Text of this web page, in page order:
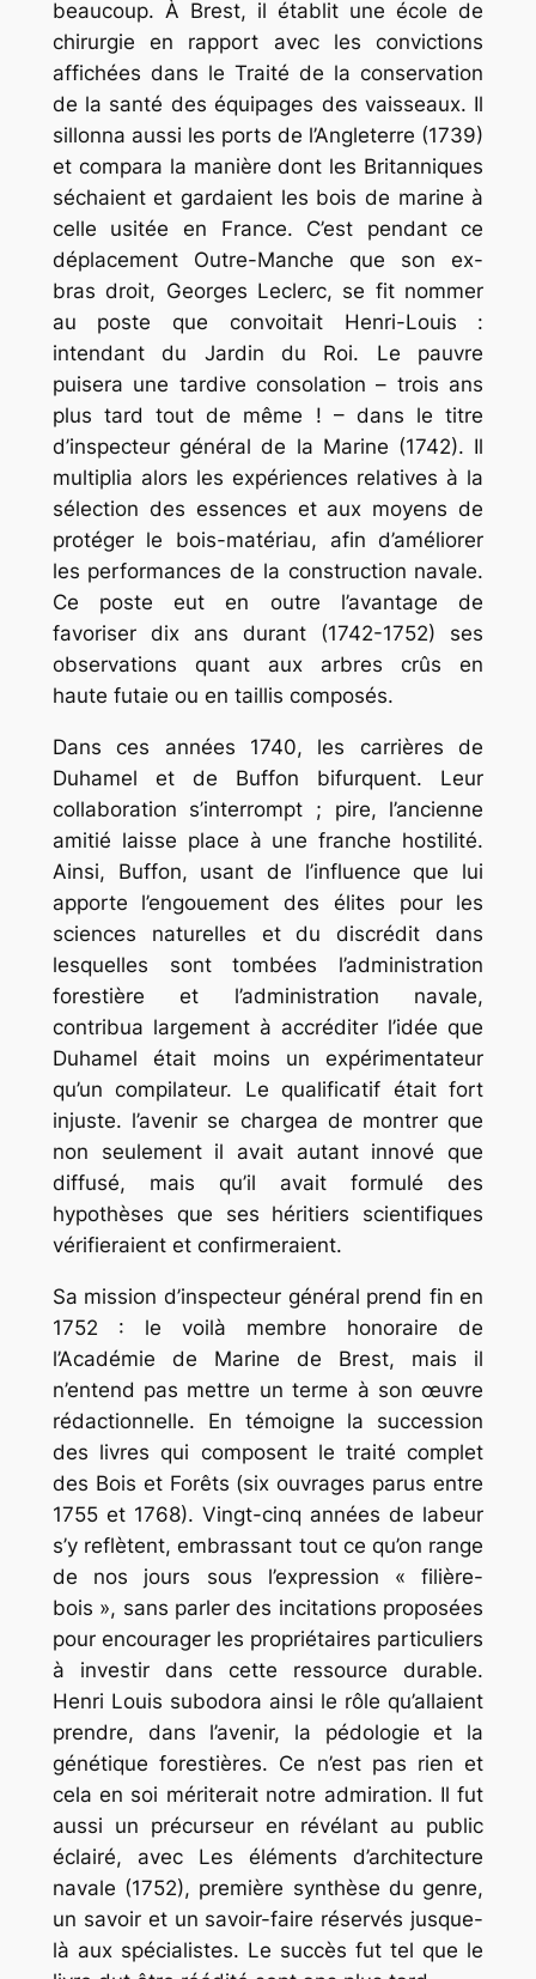
beaucoup. À Brest, il établit une école de
chirurgie en rapport avec les convictions
affichées dans le Traité de la conservation
de la santé des équipages des vaisseaux. Il
sillonna aussi les ports de l’Angleterre (1739)
et compara la manière dont les Britanniques
séchaient et gardaient les bois de marine à
celle usitée en France. C’est pendant ce
déplacement Outre-Manche que son ex-
bras droit, Georges Leclerc, se fit nommer
au poste que convoitait Henri-Louis :
intendant du Jardin du Roi. Le pauvre
puisera une tardive consolation – trois ans
plus tard tout de même ! – dans le titre
d’inspecteur général de la Marine (1742). Il
multiplia alors les expériences relatives à la
sélection des essences et aux moyens de
protéger le bois-matériau, afin d’améliorer
les performances de la construction navale.
Ce poste eut en outre l’avantage de
favoriser dix ans durant (1742-1752) ses
observations quant aux arbres crûs en
haute futaie ou en taillis composés.
Dans ces années 1740, les carrières de
Duhamel et de Buffon bifurquent. Leur
collaboration s’interrompt ; pire, l’ancienne
amitié laisse place à une franche hostilité.
Ainsi, Buffon, usant de l’influence que lui
apporte l’engouement des élites pour les
sciences naturelles et du discrédit dans
lesquelles sont tombées l’administration
forestière et l’administration navale,
contribua largement à accréditer l’idée que
Duhamel était moins un expérimentateur
qu’un compilateur. Le qualificatif était fort
injuste. l’avenir se chargea de montrer que
non seulement il avait autant innové que
diffusé, mais qu’il avait formulé des
hypothèses que ses héritiers scientifiques
vérifieraient et confirmeraient.
Sa mission d’inspecteur général prend fin en
1752 : le voilà membre honoraire de
l’Académie de Marine de Brest, mais il
n’entend pas mettre un terme à son œuvre
rédactionnelle. En témoigne la succession
des livres qui composent le traité complet
des Bois et Forêts (six ouvrages parus entre
1755 et 1768). Vingt-cinq années de labeur
s’y reflètent, embrassant tout ce qu’on range
de nos jours sous l’expression « filière-
bois », sans parler des incitations proposées
pour encourager les propriétaires particuliers
à investir dans cette ressource durable.
Henri Louis subodora ainsi le rôle qu’allaient
prendre, dans l’avenir, la pédologie et la
génétique forestières. Ce n’est pas rien et
cela en soi mériterait notre admiration. Il fut
aussi un précurseur en révélant au public
éclairé, avec Les éléments d’architecture
navale (1752), première synthèse du genre,
un savoir et un savoir-faire réservés jusque-
là aux spécialistes. Le succès fut tel que le